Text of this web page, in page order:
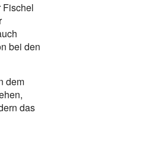
Fischel
bei den
dem
das